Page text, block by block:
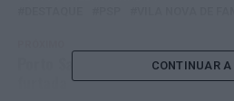
Porto Santo: Detido porCONTINUAR A